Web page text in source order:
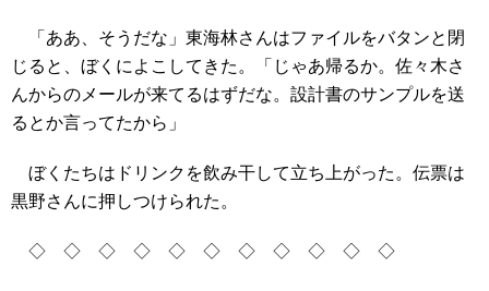
「ああ、そうだな」東海林さんはファイルをバタンと閉
じると、ぼくによこしてきた。「じゃあ帰るか。佐々木さ
んからのメールが来てるはずだな。設計書のサンプルを送
るとか言ってたから」
ぼくたちはドリンクを飲み干して立ち上がった。伝票は
黒野さんに押しつけられた。
◇ ◇ ◇ ◇ ◇ ◇ ◇ ◇ ◇ ◇ ◇